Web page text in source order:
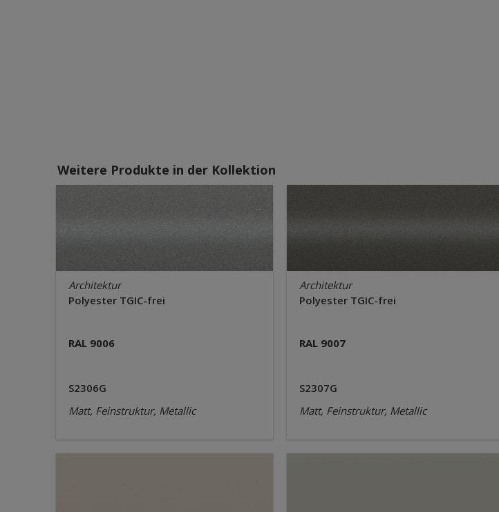
Weitere Produkte in der Kollektion
Architektur
Polyester TGIC-frei
RAL 9006
S2306G
Matt, Feinstruktur, Metallic
Architektur
Polyester TGIC-frei
RAL 9007
S2307G
Matt, Feinstruktur, Metallic